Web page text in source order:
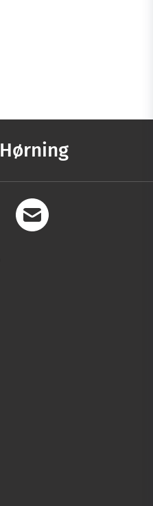
Hørning